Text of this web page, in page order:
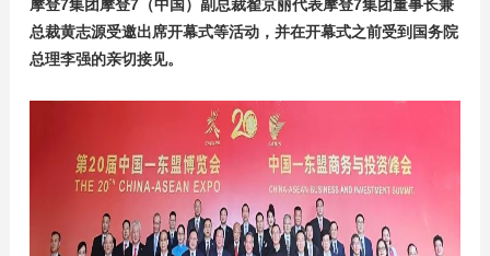
摩登7集团摩登7（中国）副总裁翟京丽代表摩登7集团董事长兼
总裁黄志源受邀出席开幕式等活动，并在开幕式之前受到国务院
总理李强的亲切接见。